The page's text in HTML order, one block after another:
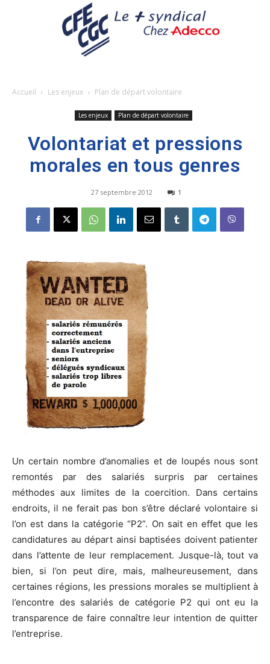
Accueil Les enjeux Plan de départ volontaire
Les enjeux Plan de départ volontaire
Volontariat et pressions
morales en tous genres
27 septembre 2012 1
Un certain nombre d’anomalies et de loupés nous sont
remontés par des salariés surpris par certaines
méthodes aux limites de la coercition. Dans certains
endroits, il ne ferait pas bon s’être déclaré volontaire si
l’on est dans la catégorie “P2”. On sait en effet que les
candidatures au départ ainsi baptisées doivent patienter
dans l’attente de leur remplacement. Jusque-là, tout va
bien, si l’on peut dire, mais, malheureusement, dans
certaines régions, les pressions morales se multiplient à
l’encontre des salariés de catégorie P2 qui ont eu la
transparence de faire connaître leur intention de quitter
l’entreprise.